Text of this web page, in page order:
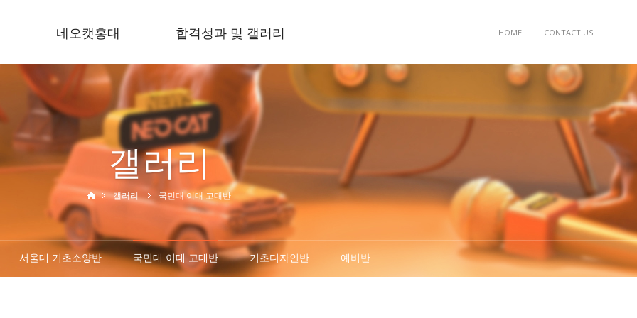
HOME ㅣ CONTACT US
네오캣홍대
학원소개
규정안내
합격성과 및 갤러리
서울대 기초소양반
국민대 이대 고대반
기초디자인반
예비반
갤러리
갤러리 국민대 이대 고대반
서울대 기초소양반 국민대 이대 고대반 기초디자인반 예비반